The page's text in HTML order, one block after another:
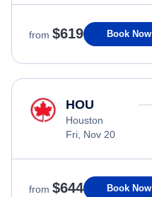
from $619 Book Now
HOU
Houston
Fri, Nov 20
from $644 Book Now